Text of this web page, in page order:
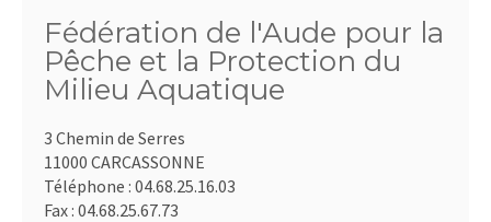
Fédération de l'Aude pour la
Pêche et la Protection du
Milieu Aquatique
3 Chemin de Serres
11000 CARCASSONNE
Téléphone : 04.68.25.16.03
Fax : 04.68.25.67.73